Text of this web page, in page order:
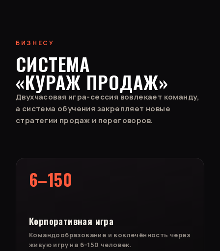
БИЗНЕСУ
СИСТЕМА
«КУРАЖ ПРОДАЖ»
Двухчасовая игра-сессия вовлекает команду,
а система обучения закрепляет новые
стратегии продаж и переговоров.
6–150
Корпоративная игра
Командообразование и вовлечённость через
живую игру на 6–150 человек.